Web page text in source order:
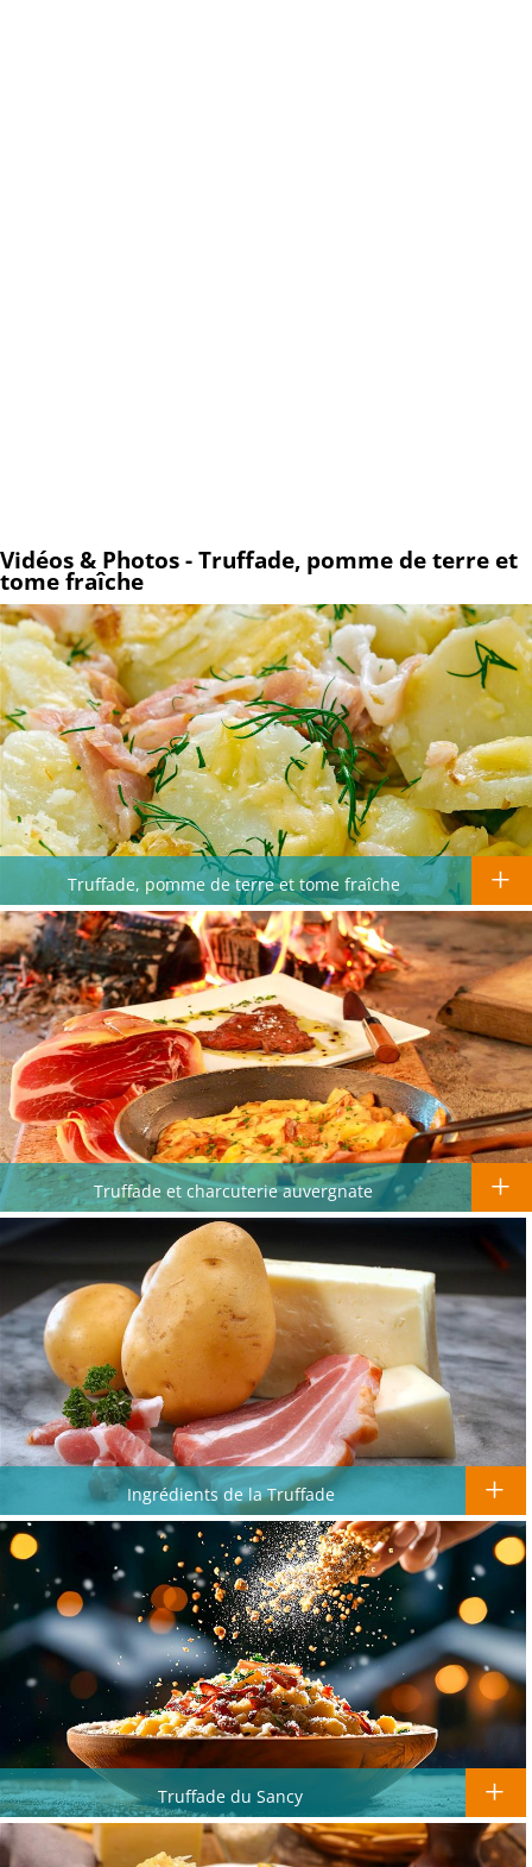
Vidéos & Photos - Truffade, pomme de terre et
tome fraîche
Truffade, pomme de terre et tome fraîche
Truffade et charcuterie auvergnate
Ingrédients de la Truffade
Truffade du Sancy